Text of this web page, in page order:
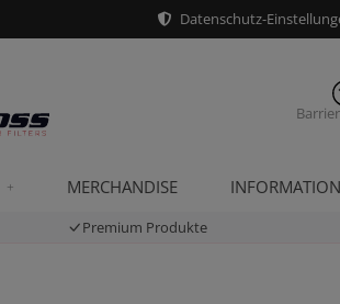
Datenschutz-
MERCHANDISE
Premium Produkte